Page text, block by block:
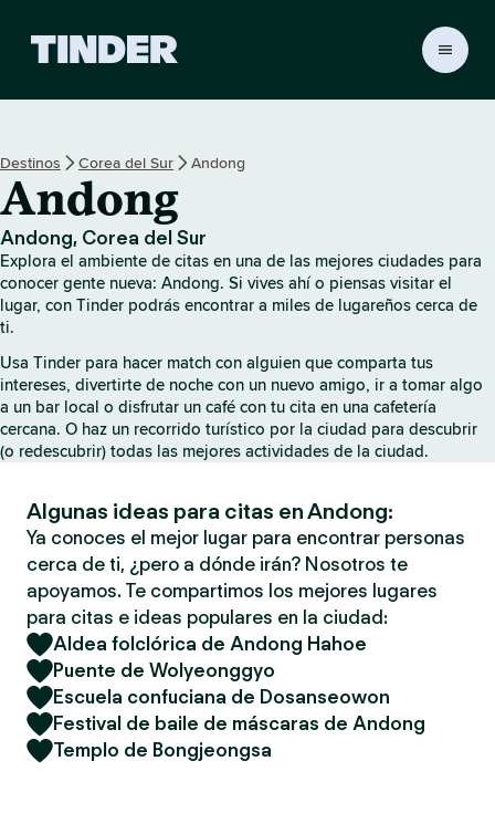
o
T
i
n
d
Destinos Corea del Sur Andong
Andong
Andong, Corea del Sur
Explora el ambiente de citas en una de las mejores ciudades para
conocer gente nueva: Andong. Si vives ahí o piensas visitar el
lugar, con Tinder podrás encontrar a miles de lugareños cerca de
ti.
Usa Tinder para hacer match con alguien que comparta tus
intereses, divertirte de noche con un nuevo amigo, ir a tomar algo
a un bar local o disfrutar un café con tu cita en una cafetería
cercana. O haz un recorrido turístico por la ciudad para descubrir
(o redescubrir) todas las mejores actividades de la ciudad.
Algunas ideas para citas en Andong:
Ya conoces el mejor lugar para encontrar personas
cerca de ti, ¿pero a dónde irán? Nosotros te
apoyamos. Te compartimos los mejores lugares
para citas e ideas populares en la ciudad:
Aldea folclórica de Andong Hahoe
Puente de Wolyeonggyo
Escuela confuciana de Dosanseowon
Festival de baile de máscaras de Andong
Templo de Bongjeongsa